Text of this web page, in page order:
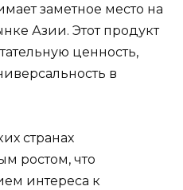
заметное место на
Азии. Этот продукт
ценность,
в
странах
ростом, что
интереса к